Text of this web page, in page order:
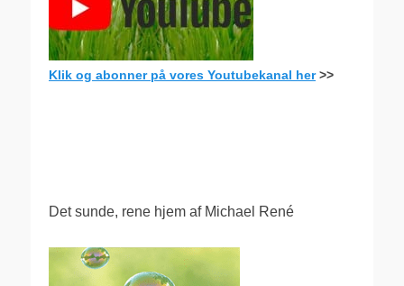
Klik og abonner på vores Youtubekanal her>>
Det sunde, rene hjem af Michael René